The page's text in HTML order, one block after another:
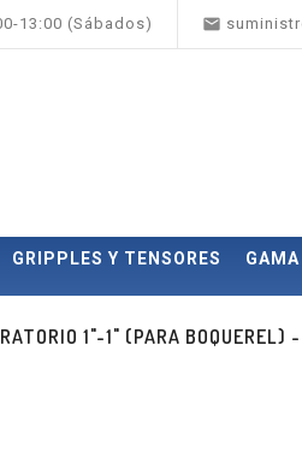
13:00 (Sábados) 
GRIPPLES Y TENSORES
1"-1" (PARA BOQUEREL)